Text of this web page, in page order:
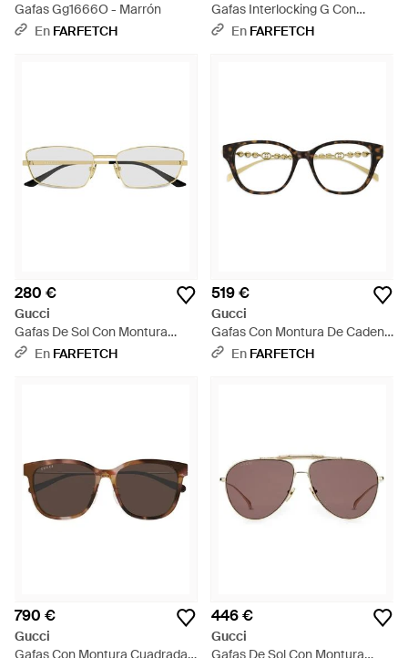
Gafas Gg1666O - Marrón
En FARFETCH
Gafas Interlocking G Con
Montura Cat Eye - Negro
En FARFETCH
280 €
Gucci
Gafas De Sol Con Montura
Rectangular - Metálico
En FARFETCH
519 €
Gucci
Gafas Con Montura De Cadena
- Negro
En FARFETCH
790 €
Gucci
Gafas Con Montura Cuadrada
446 €
Gucci
Gafas De Sol Con Montura